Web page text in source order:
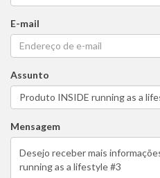
E-mail
Assunto
Mensagem